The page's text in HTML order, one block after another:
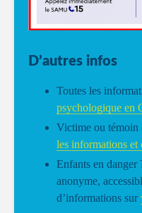
D’autres infos
Toutes les
psychologique en
Victime ou témoin
les informations et
Enfants en danger
anonyme,
d’informations sur